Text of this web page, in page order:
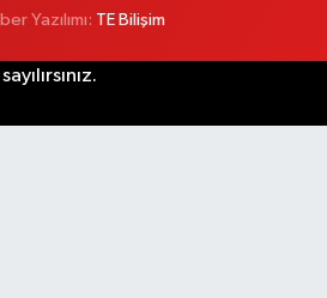
Yazılımı: TE Bilişim